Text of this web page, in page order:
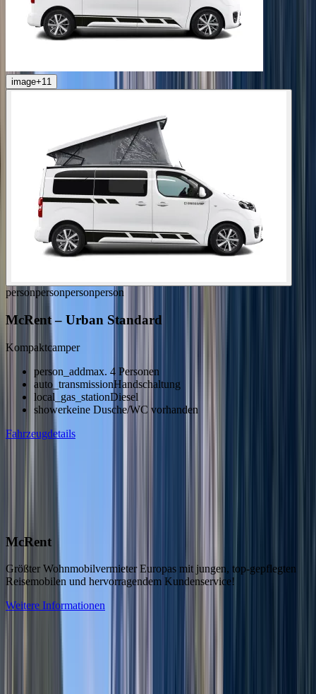
image+11
personpersonpersonperson
McRent– Urban Standard
Kompaktcamper
person_addmax. 4 Personen
auto_transmissionHandschaltung
local_gas_stationDiesel
showerkeine Dusche/WC vorhanden
Fahrzeugdetails
Fahrzeugvermieter in der
Schweiz
McRent
Größter Wohnmobilvermieter Europas mit jungen, top-gepflegten
Reisemobilen und hervorragendem Kundenservice!
Weitere Informationen